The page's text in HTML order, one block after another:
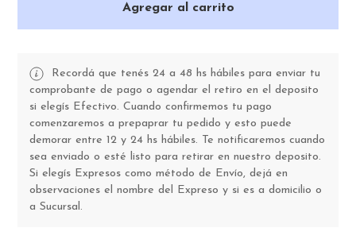
Agregar al carrito
Recordá que tenés 24 a 48 hs hábiles para enviar tu
comprobante de pago o agendar el retiro en el deposito
si elegís Efectivo. Cuando confirmemos tu pago
comenzaremos a prepaprar tu pedido y esto puede
demorar entre 12 y 24 hs hábiles. Te notificaremos cuando
sea enviado o esté listo para retirar en nuestro deposito.
Si elegís Expresos como método de Envío, dejá en
observaciones el nombre del Expreso y si es a domicilio o
a Sucursal.